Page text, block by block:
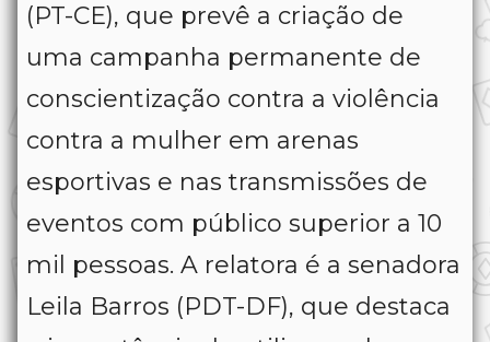
(PT-CE), que prevê a criação de
uma campanha permanente de
conscientização contra a violência
contra a mulher em arenas
esportivas e nas transmissões de
eventos com público superior a 10
mil pessoas. A relatora é a senadora
Leila Barros (PDT-DF), que destaca